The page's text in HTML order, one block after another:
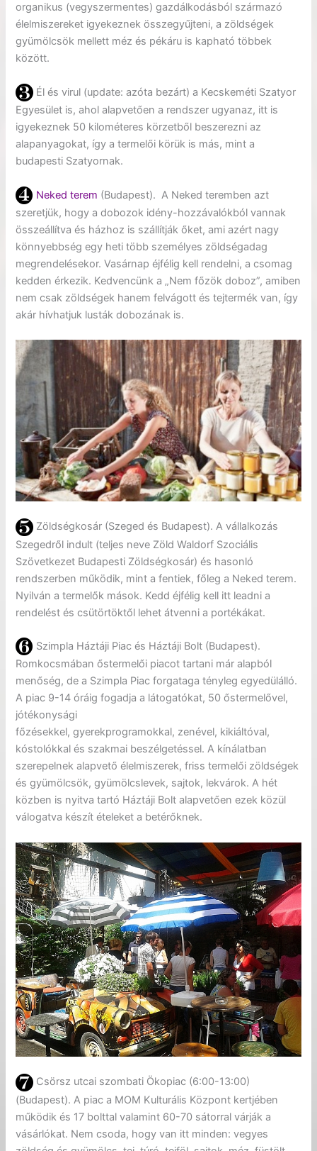
organikus (vegyszermentes) gazdálkodásból származó
élelmiszereket igyekeznek összegyűjteni, a zöldségek
gyümölcsök mellett méz és pékáru is kapható többek
között.
Él és virul (update: azóta bezárt) a Kecskeméti Szatyor
Egyesület is, ahol alapvetően a rendszer ugyanaz, itt is
igyekeznek 50 kilométeres körzetből beszerezni az
alapanyagokat, így a termelői körük is más, mint a
budapesti Szatyornak.
Neked terem (Budapest). A Neked teremben azt
szeretjük, hogy a dobozok idény-hozzávalókból vannak
összeállítva és házhoz is szállítják őket, ami azért nagy
könnyebbség egy heti több személyes zöldségadag
megrendelésekor. Vasárnap éjfélig kell rendelni, a csomag
kedden érkezik. Kedvencünk a „Nem főzök doboz”, amiben
nem csak zöldségek hanem felvágott és tejtermék van, így
akár hívhatjuk lusták dobozának is.
Zöldségkosár (Szeged és Budapest). A vállalkozás
Szegedről indult (teljes neve Zöld Waldorf Szociális
Szövetkezet Budapesti Zöldségkosár) és hasonló
rendszerben működik, mint a fentiek, főleg a Neked terem.
Nyilván a termelők mások. Kedd éjfélig kell itt leadni a
rendelést és csütörtöktől lehet átvenni a portékákat.
Szimpla Háztáji Piac és Háztáji Bolt (Budapest).
Romkocsmában őstermelői piacot tartani már alapból
menőség, de a Szimpla Piac forgataga tényleg egyedülálló.
A piac 9-14 óráig fogadja a látogatókat, 50 őstermelővel,
jótékonysági
főzésekkel, gyerekprogramokkal, zenével, kikiáltóval,
kóstolókkal és szakmai beszélgetéssel. A kínálatban
szerepelnek alapvető élelmiszerek, friss termelői zöldségek
és gyümölcsök, gyümölcslevek, sajtok, lekvárok. A hét
közben is nyitva tartó Háztáji Bolt alapvetően ezek közül
válogatva készít ételeket a betérőknek.
Csörsz utcai szombati Ökopiac (6:00-13:00)
(Budapest). A piac a MOM Kulturális Központ kertjében
működik és 17 bolttal valamint 60-70 sátorral várják a
vásárlókat. Nem csoda, hogy van itt minden: vegyes